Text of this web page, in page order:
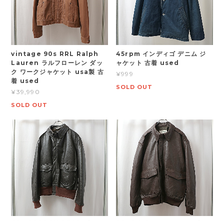
vintage 90s RRL Ralph
Lauren ラルフローレン ダッ
ク ワークジャケット usa製 古
着 used
¥39,990
SOLD OUT
45rpm インディゴ デニム ジ
ャケット 古着 used
¥999
SOLD OUT